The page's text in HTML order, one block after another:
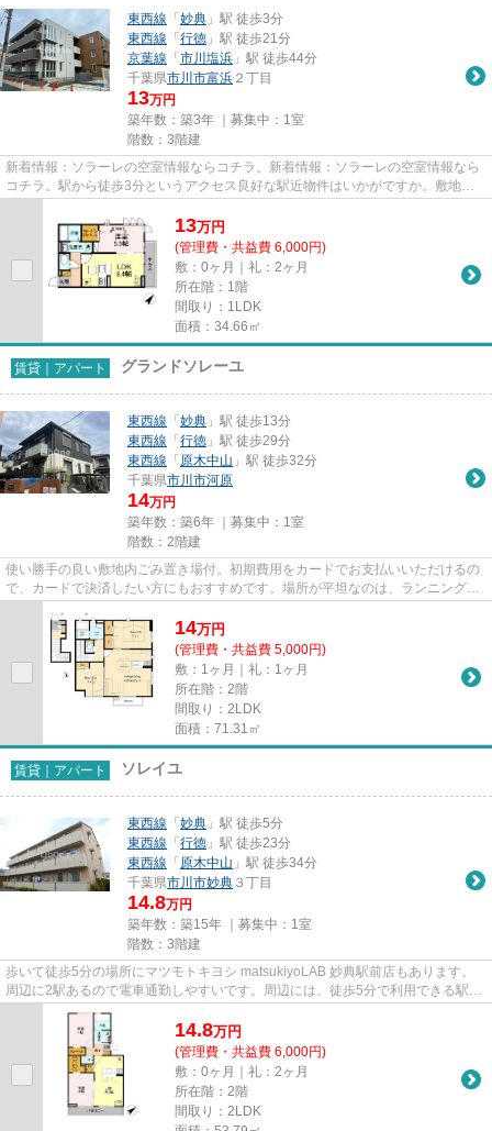
東西線 「 妙典 」駅 徒歩3分
東西線 「 行徳 」駅 徒歩21分
京葉線 「 市川塩浜 」駅 徒歩44分
千葉県市川市富浜 ２丁目
13万円
築年数：築3年 ｜募集中： 1室
階数：3階建
新着情報：ソラーレの空室情報ならコチラ。新着情報：ソラーレの空室情報なら
コチラ。駅から徒歩3分というアクセス良好な駅近物件はいかがですか。敷地内
13万円
(管理費・共益費 6,000円)
敷：0ヶ月｜礼：2ヶ月
所在階：1階
間取り：1LDK
面積：34.66㎡
賃貸｜アパート グランドソレーユ
東西線 「 妙典 」駅 徒歩13分
東西線 「 行徳 」駅 徒歩29分
東西線 「 原木中山 」駅 徒歩32分
千葉県市川市河原
14万円
築年数：築6年 ｜募集中： 1室
階数：2階建
使い勝手の良い敷地内ごみ置き場付。初期費用をカードでお支払いいただけるの
で、カードで決済したい方にもおすすめです。場所が平坦なのは、ランニングを
14万円
(管理費・共益費 5,000円)
敷：1ヶ月｜礼：1ヶ月
所在階：2階
間取り：2LDK
面積：71.31㎡
賃貸｜アパート ソレイユ
東西線 「 妙典 」駅 徒歩5分
東西線 「 行徳 」駅 徒歩23分
東西線 「 原木中山 」駅 徒歩34分
千葉県市川市妙典 ３丁目
14.8万円
築年数：築15年 ｜募集中： 1室
階数：3階建
歩いて徒歩5分の場所にマツモトキヨシ matsukiyoLAB 妙典駅前店もあります。
周辺に2駅あるので電車通勤しやすいです。周辺には、徒歩5分で利用できる駅が
あります。場所が平坦なのは、...
14.8万円
(管理費・共益費 6,000円)
敷：0ヶ月｜礼：2ヶ月
所在階：2階
間取り：2LDK